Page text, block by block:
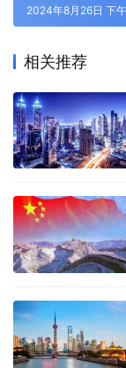
2024年8月26日 下
相关推荐